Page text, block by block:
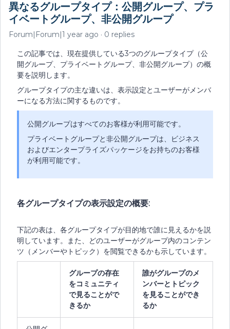
異なるグループタイプ：公開グループ、プラ
イベートグループ、非公開グループ
Forum|Forum|1 year ago 0 replies
この記事では、現在提供している3つのグループタイプ（公
開グループ、プライベートグループ、非公開グループ）の概
要を説明します。
グループタイプの主な違いは、表示設定とユーザーがメンバ
ーになる方法に関するものです。
公開グループはすべてのお客様が利用可能です。
プライベートグループと非公開グループは、ビジネス
およびエンタープライズパッケージをお持ちのお客様
が利用可能です。
各グループタイプの表示設定の概要:
下記の表は、各グループタイプが目的地で誰に見えるかを説
明しています。また、どのユーザーがグループ内のコンテン
ツ（メンバーやトピック）を閲覧できるかも示しています。
グループの存在
をコミュニティ
で見ることがで
きるか
誰がグループのメ
ンバーとトピック
を見ることができ
るか